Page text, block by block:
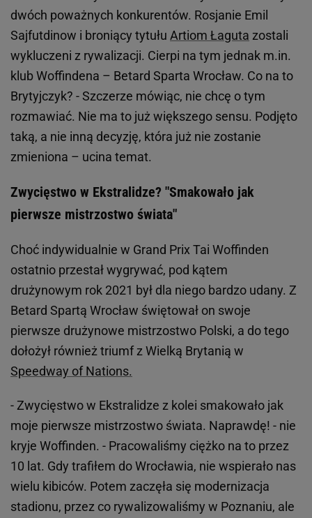
dwóch poważnych konkurentów. Rosjanie Emil
Sajfutdinow i broniący tytułu Artiom Łaguta zostali
wykluczeni z rywalizacji. Cierpi na tym jednak m.in.
klub Woffindena – Betard Sparta Wrocław. Co na to
Brytyjczyk? - Szczerze mówiąc, nie chcę o tym
rozmawiać. Nie ma to już większego sensu. Podjęto
taką, a nie inną decyzję, która już nie zostanie
zmieniona – ucina temat.
Zwycięstwo w Ekstralidze? "Smakowało jak
pierwsze mistrzostwo świata"
Choć indywidualnie w Grand Prix Tai Woffinden
ostatnio przestał wygrywać, pod kątem
drużynowym rok 2021 był dla niego bardzo udany. Z
Betard Spartą Wrocław świętował on swoje
pierwsze drużynowe mistrzostwo Polski, a do tego
dołożył również triumf z Wielką Brytanią w
Speedway of Nations.
- Zwycięstwo w Ekstralidze z kolei smakowało jak
moje pierwsze mistrzostwo świata. Naprawdę! - nie
kryje Woffinden. - Pracowaliśmy ciężko na to przez
10 lat. Gdy trafiłem do Wrocławia, nie wspierało nas
wielu kibiców. Potem zaczęła się modernizacja
stadionu, przez co rywalizowaliśmy w Poznaniu, ale